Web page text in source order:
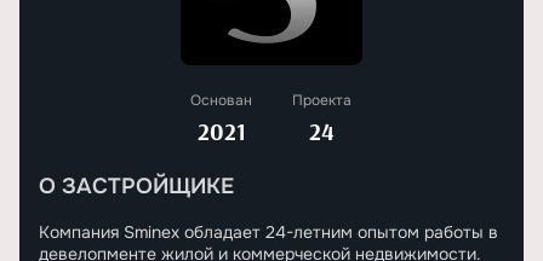
Основан
2021
Проекта
24
О ЗАСТРОЙЩИКЕ
Компания Sminex обладает 24-летним опытом работы в
девелопменте жилой и коммерческой недвижимости.